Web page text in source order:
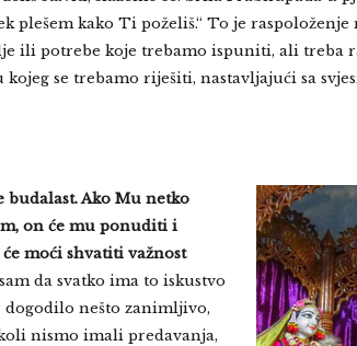
plešem kako Ti poželiš.“ To je raspoloženje
ili potrebe koje trebamo ispuniti, ali treba
se trebamo riješiti, nastavljajući sa
budalast. Ako Mu netko
on će mu ponuditi i
moći shvatiti važnost
da svatko ima to iskustvo
dogodilo nešto zanimljivo,
nismo imali predavanja,